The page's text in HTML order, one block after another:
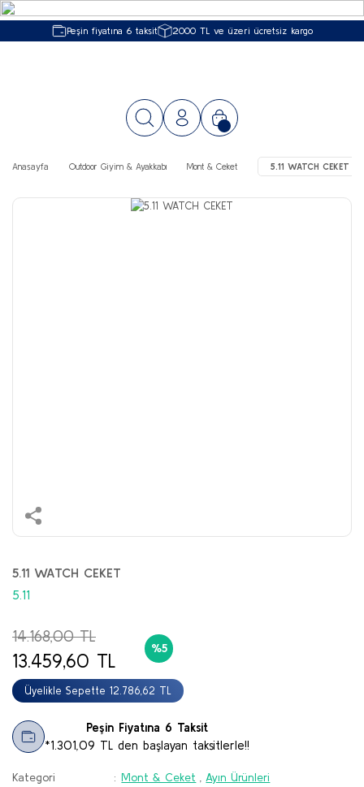
Peşin fiyatına 6 taksit 2000 TL ve üzeri ücretsiz kargo
Anasayfa Outdoor Giyim & Ayakkabı Mont & Ceket 5.11 WATCH CEKET
5.11 WATCH CEKET
5.11
14.168,00 TL
13.459,60 TL
Üyelikle Sepette 12.786,62 TL
%5
Peşin Fiyatına 6 Taksit
*1.301,09 TL den başlayan taksitlerle!!
Kategori Mont & Ceket
Ayın Ürünleri